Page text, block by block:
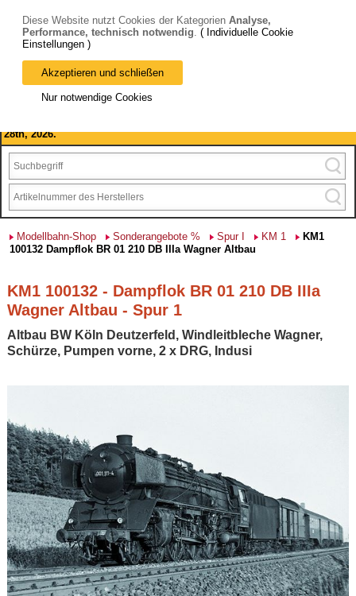
Bitte beachten Sie: wir machen Betriebsferien, vom 03. bis 28.
August 2026 haben wir geschlossen.
28th, 2026.
Modellbahn-Shop Sonderangebote % Spur I KM 1
KM1
100132 Dampflok BR 01 210 DB IIIa Wagner Altbau
KM1 100132 - Dampflok BR 01 210 DB IIIa
Wagner Altbau - Spur 1
Altbau BW Köln Deutzerfeld, Windleitbleche Wagner,
Schürze, Pumpen vorne, 2 x DRG, Indusi
Diese Website nutzt Cookies der Kategorien Analyse,
Performance, technisch notwendig. ( Individuelle Cookie
Einstellungen )
Akzeptieren und schließen
Nur notwendige Cookies